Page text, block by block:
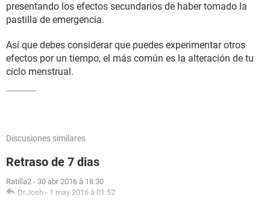
presentando los efectos secundarios de haber tomado la
pastilla de emergencia.
Así que debes considerar que puedes experimentar otros
efectos por un tiempo, el más común es la alteración de tu
ciclo menstrual.
Discusiones similares
Retraso de 7 dias
Ratilla2 - 30 abr 2016 à 18:30
Dr.Josh - 1 may 2016 à 01:52